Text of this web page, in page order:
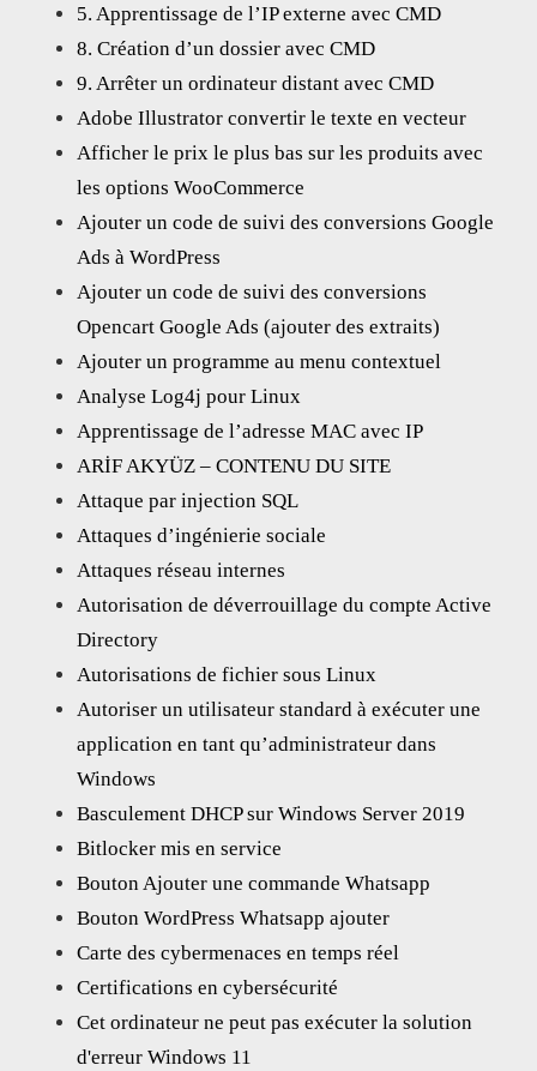
5. Apprentissage de l’IP externe avec CMD
8. Création d’un dossier avec CMD
9. Arrêter un ordinateur distant avec CMD
Adobe Illustrator convertir le texte en vecteur
Afficher le prix le plus bas sur les produits avec
les options WooCommerce
Ajouter un code de suivi des conversions Google
Ads à WordPress
Ajouter un code de suivi des conversions
Opencart Google Ads (ajouter des extraits)
Ajouter un programme au menu contextuel
Analyse Log4j pour Linux
Apprentissage de l’adresse MAC avec IP
ARİF AKYÜZ – CONTENU DU SITE
Attaque par injection SQL
Attaques d’ingénierie sociale
Attaques réseau internes
Autorisation de déverrouillage du compte Active
Directory
Autorisations de fichier sous Linux
Autoriser un utilisateur standard à exécuter une
application en tant qu’administrateur dans
Windows
Basculement DHCP sur Windows Server 2019
Bitlocker mis en service
Bouton Ajouter une commande Whatsapp
Bouton WordPress Whatsapp ajouter
Carte des cybermenaces en temps réel
Certifications en cybersécurité
Cet ordinateur ne peut pas exécuter la solution
d'erreur Windows 11